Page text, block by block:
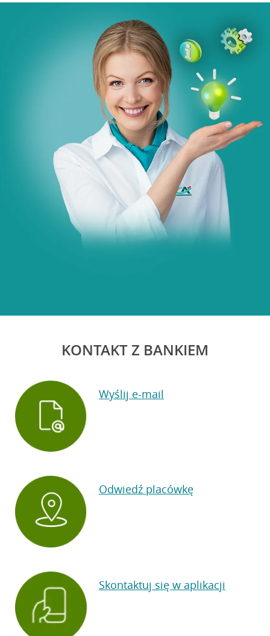
KONTAKT Z BANKIEM
Wyślij e-mail
Odwiedź placówkę
Skontaktuj się w aplikacji